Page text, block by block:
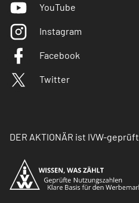
YouTube
Instagram
Facebook
Twitter
DER AKTIONÄR ist IVW-geprüft